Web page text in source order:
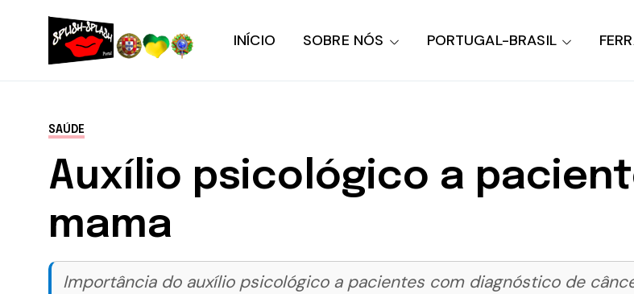
INÍCIO SOBRE NÓS PORTUGAL-BRASIL
SAÚDE
Auxílio psicológico a
mama
Importância do auxílio psicológico a pacientes com diagnóstico de